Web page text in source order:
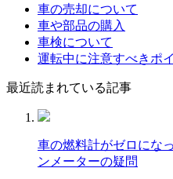
車の売却について
車や部品の購入
車検について
運転中に注意すべきポ
最近読まれている記事
車の燃料計がゼロにな
ンメーターの疑問